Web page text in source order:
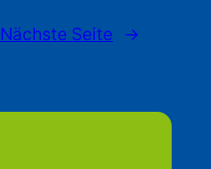
Nächste Seite →